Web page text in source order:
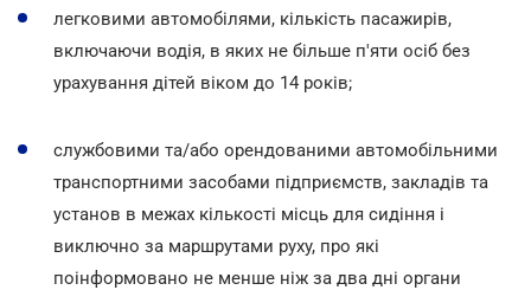
легковими автомобілями, кількість пасажирів,
включаючи водія, в яких не більше п'яти осіб без
урахування дітей віком до 14 років;
службовими та/або орендованими автомобільними
транспортними засобами підприємств, закладів та
установ в межах кількості місць для сидіння і
виключно за маршрутами руху, про які
поінформовано не менше ніж за два дні органи